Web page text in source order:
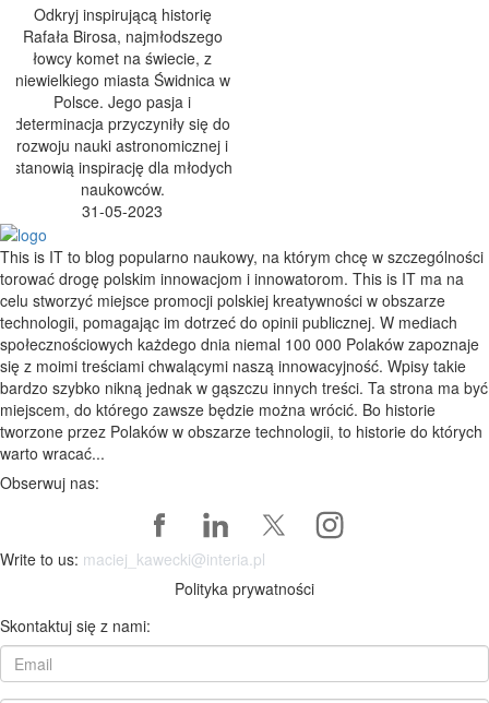
Odkryj inspirującą historię
Rafała Birosa, najmłodszego
łowcy komet na świecie, z
niewielkiego miasta Świdnica w
Polsce. Jego pasja i
determinacja przyczyniły się do
rozwoju nauki astronomicznej i
stanowią inspirację dla młodych
naukowców.
31-05-2023
This is IT to blog popularno naukowy, na którym chcę w szczególności
torować drogę polskim innowacjom i innowatorom. This is IT ma na
celu stworzyć miejsce promocji polskiej kreatywności w obszarze
technologii, pomagając im dotrzeć do opinii publicznej. W mediach
społecznościowych każdego dnia niemal 100 000 Polaków zapoznaje
się z moimi treściami chwalącymi naszą innowacyjność. Wpisy takie
bardzo szybko nikną jednak w gąszczu innych treści. Ta strona ma być
miejscem, do którego zawsze będzie można wrócić. Bo historie
tworzone przez Polaków w obszarze technologii, to historie do których
warto wracać...
Obserwuj nas:
Write to us: maciej_kawecki@interia.pl
Polityka prywatności
Skontaktuj się z nami: